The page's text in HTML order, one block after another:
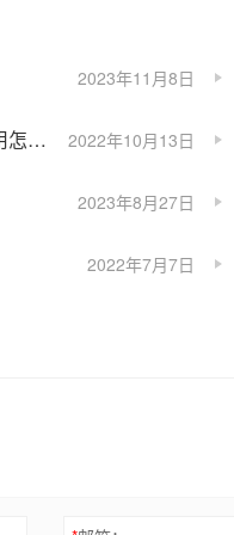
2023年11月8日
2022年10月13日
Word 快捷键之：撤销键不能用怎么办
2023年8月27日
2022年7月7日